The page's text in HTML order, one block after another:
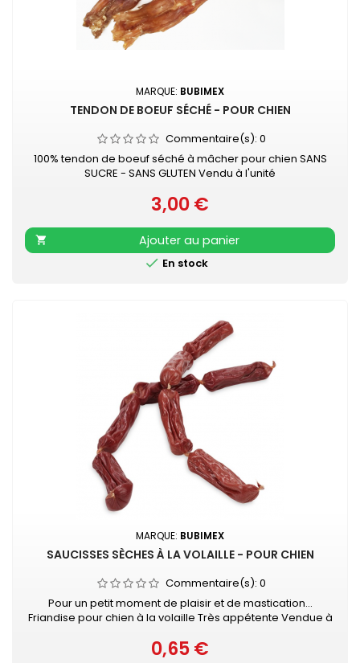
MARQUE: BUBIMEX
TENDON DE BOEUF SÉCHÉ - POUR CHIEN
Commentaire(s): 0
100% tendon de boeuf séché à mâcher pour chien SANS
SUCRE - SANS GLUTEN Vendu à l'unité
Prix
3,00 €

Ajouter au panier
 En stock
MARQUE: BUBIMEX
SAUCISSES SÈCHES À LA VOLAILLE - POUR CHIEN
Commentaire(s): 0
Pour un petit moment de plaisir et de mastication...
Friandise pour chien à la volaille Très appétente Vendue à
Prix
0,65 €